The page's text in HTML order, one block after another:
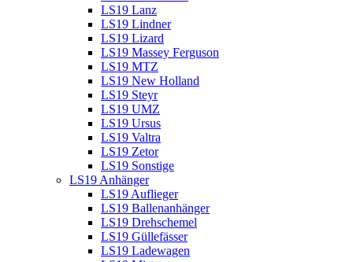
LS19 Lanz
LS19 Lindner
LS19 Lizard
LS19 Massey Ferguson
LS19 MTZ
LS19 New Holland
LS19 Steyr
LS19 UMZ
LS19 Ursus
LS19 Valtra
LS19 Zetor
LS19 Sonstige
LS19 Anhänger
LS19 Auflieger
LS19 Ballenanhänger
LS19 Drehschemel
LS19 Güllefässer
LS19 Ladewagen